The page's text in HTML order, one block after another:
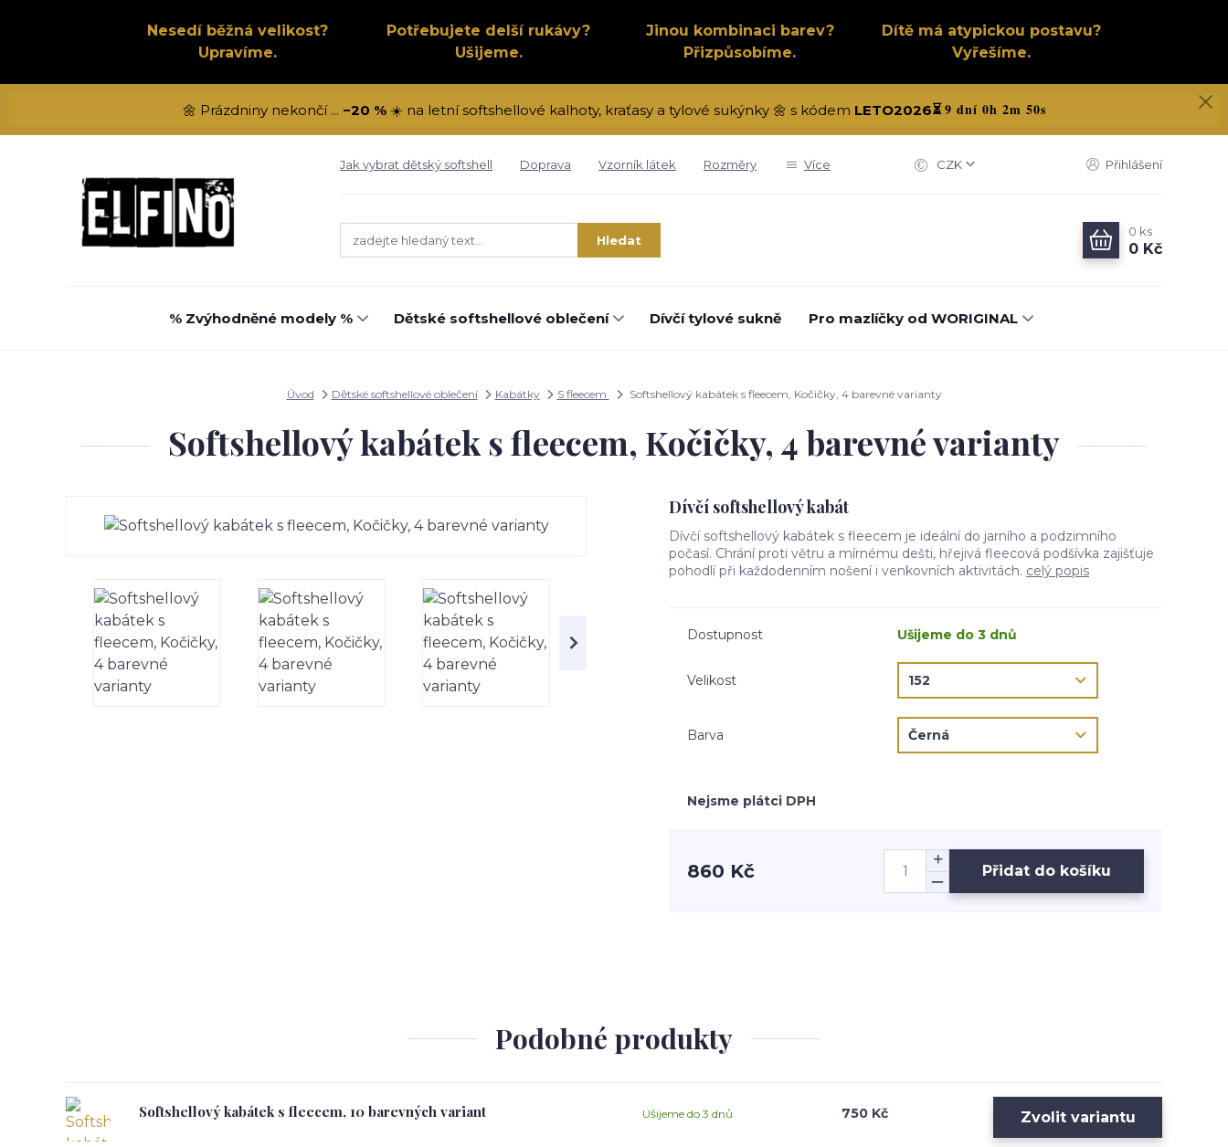
Nesedí běžná velikost?
Upravíme.
Potřebujete delší rukávy?
Ušijeme.
Jinou kombinaci barev?
Přizpůsobíme.
Dítě má atypickou postavu?
Vyřešíme.
🌼 Prázdniny nekončí ... −20 %☀️ na letní softshellové kalhoty, kraťasy a tylové sukýnky 🌼 s kódem LETO2026⏳9 dní 0h 2m 49s
Jak vybrat dětský softshell Doprava Vzorník látek Rozměry Více CZK Přihlášení
Hledat
0 ks
0 Kč
% Zvýhodněné modely % Dětské softshellové oblečení Dívčí tylové sukně Pro mazlíčky od WORIGINAL
Úvod Dětské softshellové oblečení Kabátky S fleecem Softshellový kabátek s fleecem, Kočičky, 4 barevné varianty
Softshellový kabátek s fleecem, Kočičky, 4 barevné varianty
Dívčí softshellový kabát
Dívčí softshellový kabátek s fleecem je ideální do jarního a podzimního
počasí. Chrání proti větru a mírnému dešti, hřejivá fleecová podšívka zajišťuje
pohodlí při každodenním nošení i venkovních aktivitách. celý popis
Dostupnost Ušijeme do 3 dnů
Velikost
Barva
Nejsme plátci DPH
860 Kč Přidat do košíku
Podobné produkty
Softshellový kabátek s fleecem, 10 barevných variant 750 Kč
Ušijeme do 3 dnů Zvolit variantu